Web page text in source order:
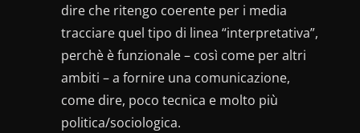
dire che ritengo coerente per i media
tracciare quel tipo di linea “interpretativa”,
perchè è funzionale – così come per altri
ambiti – a fornire una comunicazione,
come dire, poco tecnica e molto più
politica/sociologica.